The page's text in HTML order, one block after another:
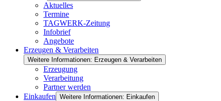
Aktuelles
Termine
TAGWERK-Zeitung
Infobrief
Angebote
Erzeugen & Verarbeiten
Weitere Informationen: Erzeugen & Verarbeiten
Erzeugung
Verarbeitung
Partner werden
Einkaufen Weitere Informationen: Einkaufen